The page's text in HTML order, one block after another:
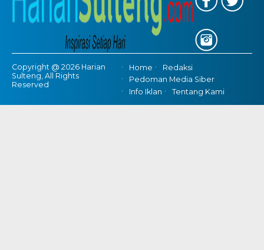
Copyright @ 2026 Harian
Sulteng, All Rights
Reserved
Home
Redaksi
Pedoman Media Siber
Info Iklan
Tentang Kami